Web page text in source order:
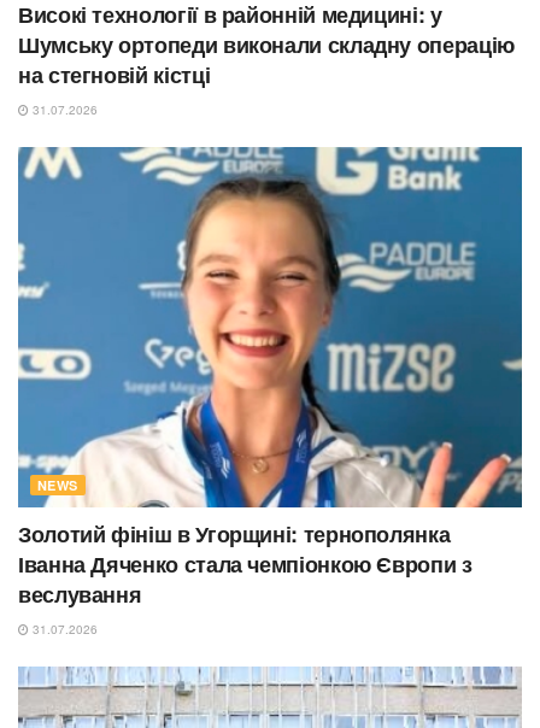
Високі технології в районній медицині: у
Шумську ортопеди виконали складну операцію
на стегновій кістці
31.07.2026
NEWS
Золотий фініш в Угорщині: тернополянка
Іванна Дяченко стала чемпіонкою Європи з
веслування
31.07.2026